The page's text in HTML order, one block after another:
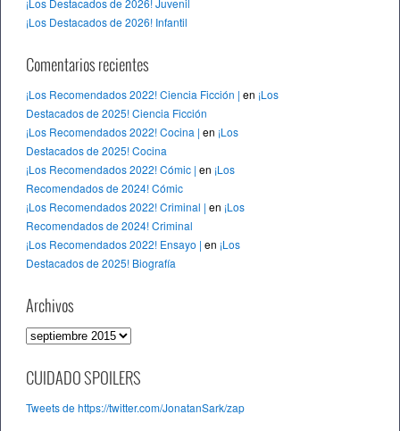
¡Los Destacados de 2026! Infantil
Comentarios recientes
¡Los Recomendados 2022! Ciencia Ficción | en ¡Los
Destacados de 2025! Ciencia Ficción
¡Los Recomendados 2022! Cocina | en ¡Los
Destacados de 2025! Cocina
¡Los Recomendados 2022! Cómic | en ¡Los
Recomendados de 2024! Cómic
¡Los Recomendados 2022! Criminal | en ¡Los
Recomendados de 2024! Criminal
¡Los Recomendados 2022! Ensayo | en ¡Los
Destacados de 2025! Biografía
Archivos
A
c
i
CUIDADO SPOILERS
Tweets de https://twitter.com/JonatanSark/zap